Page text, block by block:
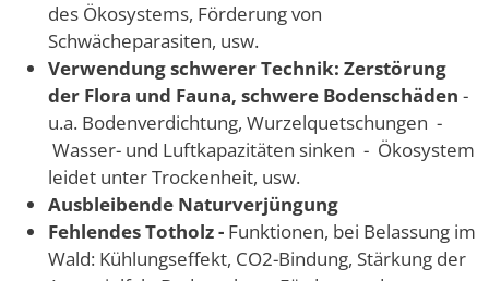
des Ökosystems, Förderung von
Schwächeparasiten, usw.
Verwendung schwerer Technik: Zerstörung
der Flora und Fauna, schwere Bodenschäden -
u.a. Bodenverdichtung, Wurzelquetschungen -
Wasser- und Luftkapazitäten sinken - Ökosystem
leidet unter Trockenheit, usw.
Ausbleibende Naturverjüngung
Fehlendes Totholz - Funktionen, bei Belassung im
Wald: Kühlungseffekt, CO2-Bindung, Stärkung der